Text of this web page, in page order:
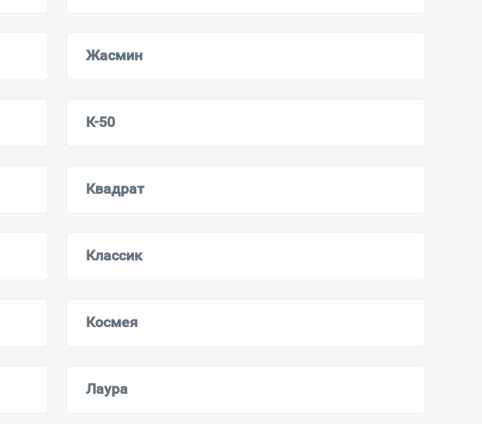
Жасмин
К-50
Квадрат
Классик
Космея
Лаура